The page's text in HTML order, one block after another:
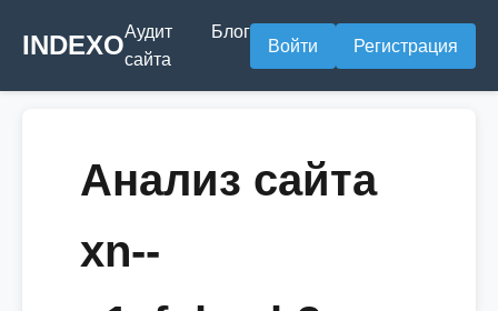
INDEXOАудит
сайта
Блог
Войти Регистрация
Анализ сайта
xn--